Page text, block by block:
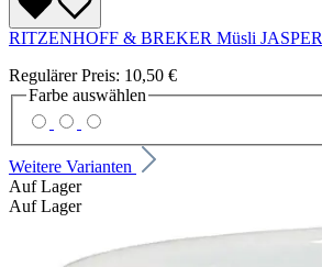
RITZENHOFF & BREKER Müsli JASPER
Regulärer Preis: 10,50 €
Farbe auswählen
Weitere Varianten
Auf Lager
Auf Lager